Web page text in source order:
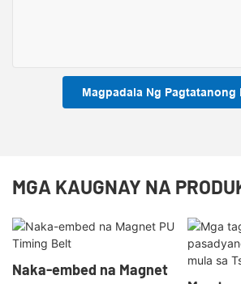
Magpadala Ng Pagtatanong
MGA KAUGNAY NA
Naka-embed na Magnet